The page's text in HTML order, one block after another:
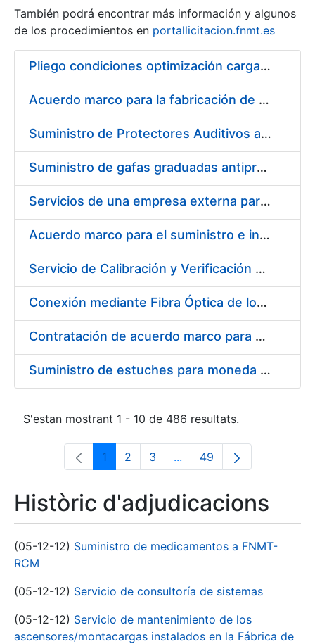
Mostra/Amaga
También podrá encontrar más información y algunos
de los procedimientos en portallicitacion.fnmt.es
Pliego condiciones optimización cargas compras firmado
Acuerdo marco para la fabricación de piezas
Suministro de Protectores Auditivos a medida para las personas trabajadoras de los Centros de Trabajo de Madrid y Burgos
Suministro de gafas graduadas antiproyecciones para los trabajadores de la FNMT-RCM en los centros de trabajo de Madrid y Burgos
Servicios de una empresa externa para el asesoramiento y resolución de los recursos de alzada que se presentan relacionados con procesos de selección para la FNMT-RCM
Acuerdo marco para el suministro e instalación de persianas, estores y otros complementos
Servicio de Calibración y Verificación Externa de los Equipos de Medición del Servicio de Prevención de la FNMT-RCM
Conexión mediante Fibra Óptica de los Centros de Proceso de Datos (CPDs) de las sedes de la FNMT-RCM de Burgos y Madrid
Contratación de acuerdo marco para el Suministro de Material de Electricidad para la Fábrica Nacional de Moneda y Timbre-Real Casa de la Moneda en su centro de trabajo de Burgos
Suministro de estuches para moneda de 30 €
S'estan mostrant 1 - 10 de 486 resultats.
Pàgina
1 Pàgina
2 Pàgina
3 ...Pàgines intermèdies
Pàgina
49
Històric d'adjudicacions
(05-12-12) Suministro de medicamentos a FNMT-
RCM
(05-12-12) Servicio de consultoría de sistemas
(05-12-12) Servicio de mantenimiento de los
ascensores/montacargas instalados en la Fábrica de